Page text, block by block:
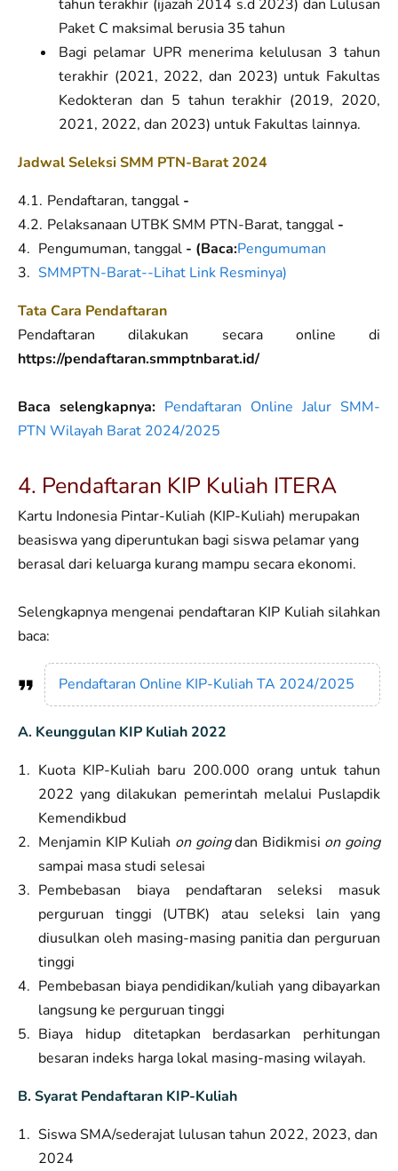
tahun terakhir (ijazah 2014 s.d 2023) dan Lulusan
Paket C maksimal berusia 35 tahun
Bagi pelamar UPR menerima kelulusan 3 tahun
terakhir (2021, 2022, dan 2023) untuk Fakultas
Kedokteran dan 5 tahun terakhir (2019, 2020,
2021, 2022, dan 2023) untuk Fakultas lainnya.
Jadwal Seleksi SMM PTN-Barat 2024
Pendaftaran, tanggal -
Pelaksanaan UTBK SMM PTN-Barat, tanggal -
Pengumuman, tanggal - (Baca:Pengumuman
SMMPTN-Barat--Lihat Link Resminya)
Tata Cara Pendaftaran
Pendaftaran dilakukan secara online di
https://pendaftaran.smmptnbarat.id/
Baca selengkapnya: Pendaftaran Online Jalur SMM-
PTN Wilayah Barat 2024/2025
4. Pendaftaran KIP Kuliah ITERA
Kartu Indonesia Pintar-Kuliah (KIP-Kuliah) merupakan
beasiswa yang diperuntukan bagi siswa pelamar yang
berasal dari keluarga kurang mampu secara ekonomi.
Selengkapnya mengenai pendaftaran KIP Kuliah silahkan
baca:
Pendaftaran Online KIP-Kuliah TA 2024/2025
A. Keunggulan KIP Kuliah 2022
Kuota KIP-Kuliah baru 200.000 orang untuk tahun
2022 yang dilakukan pemerintah melalui Puslapdik
Kemendikbud
Menjamin KIP Kuliah on goingdan Bidikmisi on going
sampai masa studi selesai
Pembebasan biaya pendaftaran seleksi masuk
perguruan tinggi (UTBK) atau seleksi lain yang
diusulkan oleh masing-masing panitia dan perguruan
tinggi
Pembebasan biaya pendidikan/kuliah yang dibayarkan
langsung ke perguruan tinggi
Biaya hidup ditetapkan berdasarkan perhitungan
besaran indeks harga lokal masing-masing wilayah.
B. Syarat Pendaftaran KIP-Kuliah
Siswa SMA/sederajat lulusan tahun 2022, 2023, dan
2024